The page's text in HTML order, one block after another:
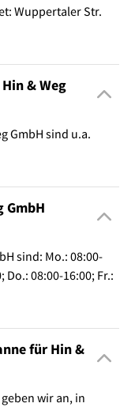
Wuppertaler Str.
& Weg
GmbH sind u.a.
GmbH
sind: Mo.: 08:00-
Do.: 08:00-16:00; Fr.:
für Hin &
wir an, in